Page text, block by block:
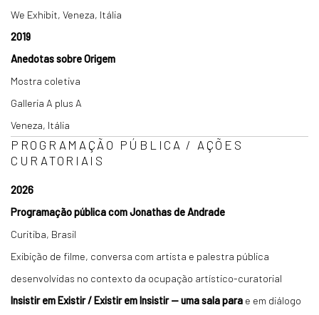
We Exhibit, Veneza, Itália
2019
Anedotas sobre Origem
Mostra coletiva
Galleria A plus A
Veneza, Itália
PROGRAMAÇÃO PÚBLICA / AÇÕES
CURATORIAIS
2026
Programação pública com Jonathas de Andrade
Curitiba, Brasil
Exibição de filme, conversa com artista e palestra pública
desenvolvidas no contexto da ocupação artístico-curatorial
Insistir em Existir / Existir em Insistir — uma sala para e em diálogo